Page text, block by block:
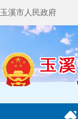
玉溪市人民政府